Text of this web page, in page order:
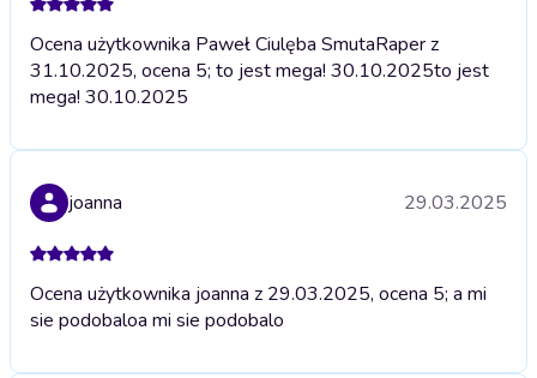
Ocena użytkownika Paweł Ciulęba SmutaRaper z
31.10.2025, ocena 5; to jest mega! 30.10.2025to jest
mega! 30.10.2025
joanna 29.03.2025
Ocena użytkownika joanna z 29.03.2025, ocena 5; a mi
sie podobaloa mi sie podobalo